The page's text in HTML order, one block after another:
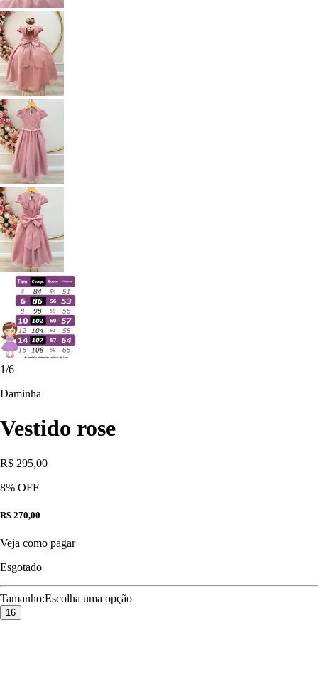
1/6
Daminha
Vestido rose
R$ 295,00
8% OFF
R$ 270,00
Veja como pagar
Esgotado
Tamanho:Escolha uma opção
16